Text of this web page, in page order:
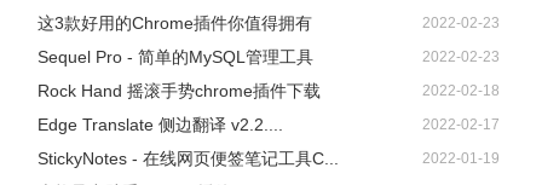
这3款好用的Chrome插件你值得拥有 2022-02-23
Sequel Pro - 简单的MySQL管理工具 2022-02-23
Rock Hand 摇滚手势chrome插件下载 2022-02-18
Edge Translate 侧边翻译 v2.2.... 2022-02-17
StickyNotes - 在线网页便签笔记工具C... 2022-01-19